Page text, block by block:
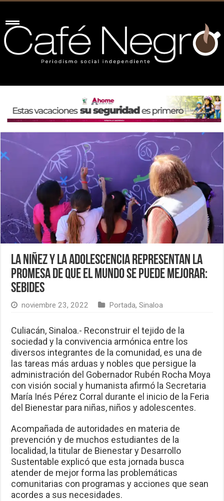
La niñez y la adolescencia representan la
promesa de que el mundo se puede mejorar:
SEBIDES
noviembre 23, 2022 Portada,Sinaloa
Culiacán, Sinaloa.- Reconstruir el tejido de la
sociedad y la convivencia armónica entre los
diversos integrantes de la comunidad, es una de
las tareas más arduas y nobles que persigue la
administración del Gobernador Rubén Rocha Moya
con visión social y humanista afirmó la Secretaria
María Inés Pérez Corral durante el inicio de la Feria
del Bienestar para niñas, niños y adolescentes.
Acompañada de autoridades en materia de
prevención y de muchos estudiantes de la
localidad, la titular de Bienestar y Desarrollo
Sustentable explicó que esta jornada busca
atender de mejor forma las problemáticas
comunitarias con programas y acciones que sean
acordes a sus necesidades.